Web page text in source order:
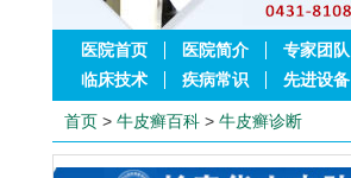
医院首页 医院简介 专家团队
临床技术
疾病常识 先进设备
首页 > 牛皮癣百科 > 牛皮癣诊断